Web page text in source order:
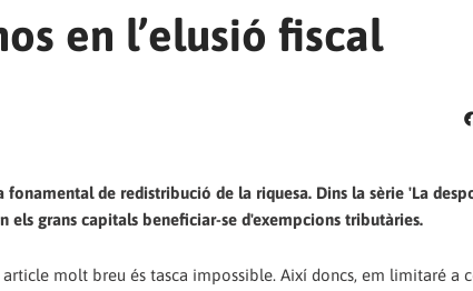
en l’elusió fiscal
fonamental de redistribució de la riquesa. Dins la sèrie 'La
els grans capitals beneficiar-se d'exempcions tributàries.
molt breu és tasca impossible. Així doncs, em limitaré a